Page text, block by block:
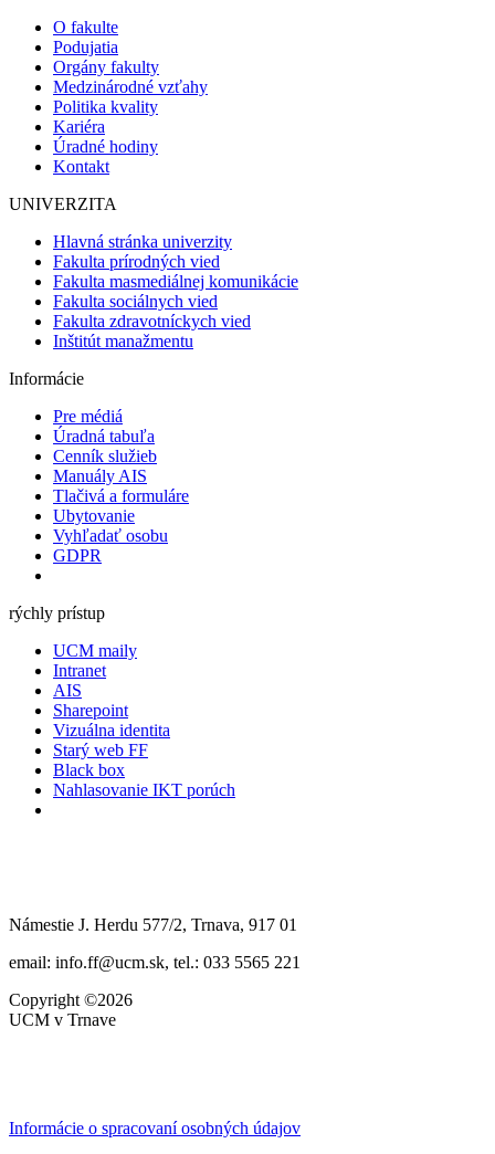
O fakulte
Podujatia
Orgány fakulty
Medzinárodné vzťahy
Politika kvality
Kariéra
Úradné hodiny
Kontakt
UNIVERZITA
Hlavná stránka univerzity
Fakulta prírodných vied
Fakulta masmediálnej komunikácie
Fakulta sociálnych vied
Fakulta zdravotníckych vied
Inštitút manažmentu
Informácie
Pre médiá
Úradná tabuľa
Cenník služieb
Manuály AIS
Tlačivá a formuláre
Ubytovanie
Vyhľadať osobu
GDPR
rýchly prístup
UCM maily
Intranet
AIS
Sharepoint
Vizuálna identita
Starý web FF
Black box
Nahlasovanie IKT porúch
Námestie J. Herdu 577/2, Trnava, 917 01
email: info.ff@ucm.sk, tel.: 033 5565 221
Copyright ©2026
UCM v Trnave
Informácie o spracovaní osobných údajov